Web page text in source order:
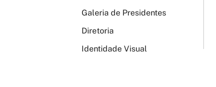
Galeria de Presidentes
Diretoria
Identidade Visual